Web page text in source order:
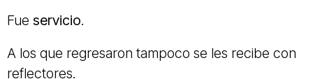
Fue servicio.
A los que regresaron tampoco se les recibe con
reflectores.